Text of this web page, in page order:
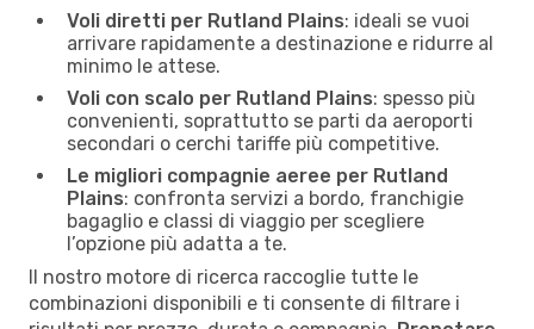
Voli diretti per Rutland Plains: ideali se vuoi
arrivare rapidamente a destinazione e ridurre al
minimo le attese.
Voli con scalo per Rutland Plains: spesso più
convenienti, soprattutto se parti da aeroporti
secondari o cerchi tariffe più competitive.
Le migliori compagnie aeree per Rutland
Plains: confronta servizi a bordo, franchigie
bagaglio e classi di viaggio per scegliere
l’opzione più adatta a te.
Il nostro motore di ricerca raccoglie tutte le
combinazioni disponibili e ti consente di filtrare i